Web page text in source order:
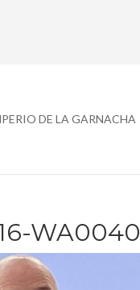
DE LA GARNACHA
WA0040